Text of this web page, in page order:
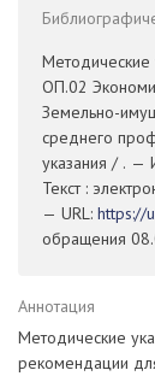
Методические
ОП.02
Земельно-
среднего
указания / . —
Текст :
— URL: https://
обращения
Аннотация
Методические
рекомендации